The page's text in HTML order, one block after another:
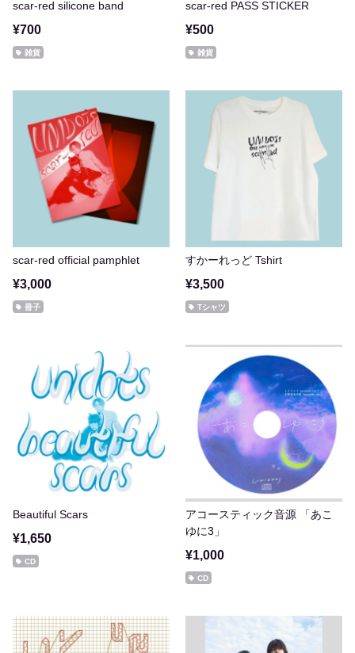
scar-red silicone band
¥700
雑貨
scar-red PASS STICKER
¥500
雑貨
scar-red official pamphlet
¥3,000
冊子
すかーれっど Tshirt
¥3,500
Tシャツ
Beautiful Scars
¥1,650
CD
アコースティック音源 「あこ
ゆに3」
¥1,000
CD